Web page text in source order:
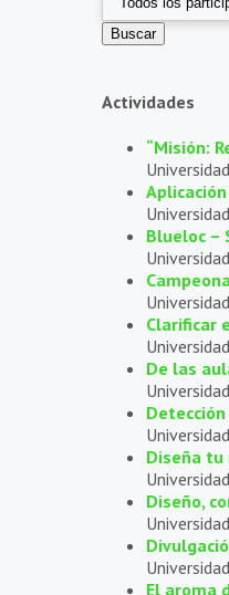
Actividades
“Misión:
Blueloc –
Clarificar
De las
Diseña tu
Diseño,
El aroma